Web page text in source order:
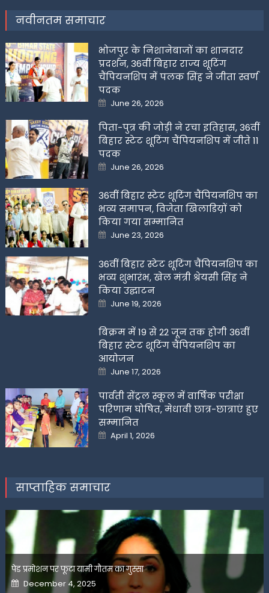
नवीनतम समाचार
भोजपुर के निशानेबाजों का शानदार
प्रदर्शन, 36वीं बिहार राज्य शूटिंग
चैंपियनशिप में पलक सिंह ने जीता स्वर्ण
पदक
Posted
on
June 26, 2026
पिता-पुत्र की जोड़ी ने रचा इतिहास, 36वीं
बिहार स्टेट शूटिंग चैंपियनशिप में जीते 11
पदक
Posted
on
June 26, 2026
36वीं बिहार स्टेट शूटिंग चैंपियनशिप का
भव्य समापन, विजेता खिलाडिय़ों को
किया गया सम्मानित
Posted
on
June 23, 2026
36वीं बिहार स्टेट शूटिंग चैंपियनशिप का
भव्य शुभारंभ, खेल मंत्री श्रेयसी सिंह ने
किया उद्घाटन
Posted
on
June 19, 2026
बिक्रम में 19 से 22 जून तक होगी 36वीं
बिहार स्टेट शूटिंग चैंपियनशिप का
आयोजन
Posted
on
June 17, 2026
पार्वती सेंट्रल स्कूल में वार्षिक परीक्षा
परिणाम घोषित, मेधावी छात्र-छात्राएं हुए
सम्मानित
Posted
on
April 1, 2026
साप्ताहिक समाचार
पेड प्रमोशन पर फूटा यामी गौतम का गुस्सा
Posted
on
December 4, 2025